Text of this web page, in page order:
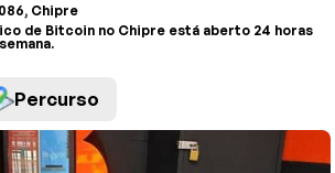
Chipre
de Bitcoin no Chipre está aberto 24 horas
Percurso